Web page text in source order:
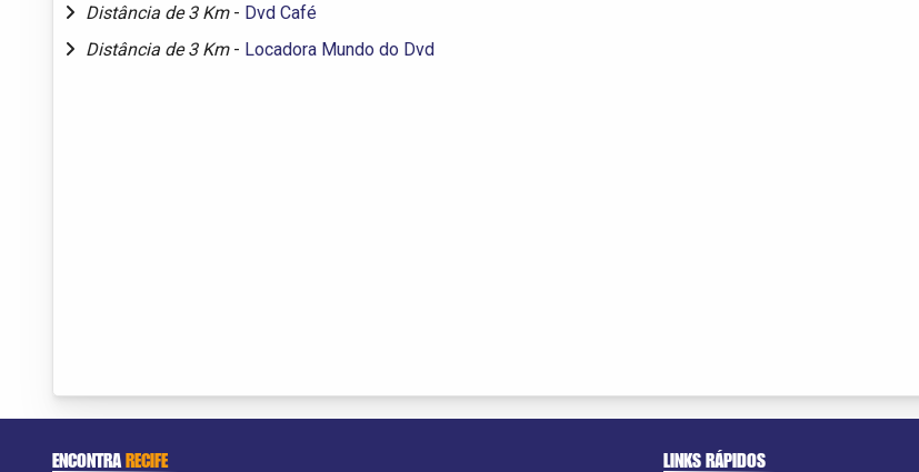
Distância de 3 Km - Dvd Café
Distância de 3 Km - Locadora Mundo do Dvd
ENCONTRARECIFE LINKS RÁPIDOS